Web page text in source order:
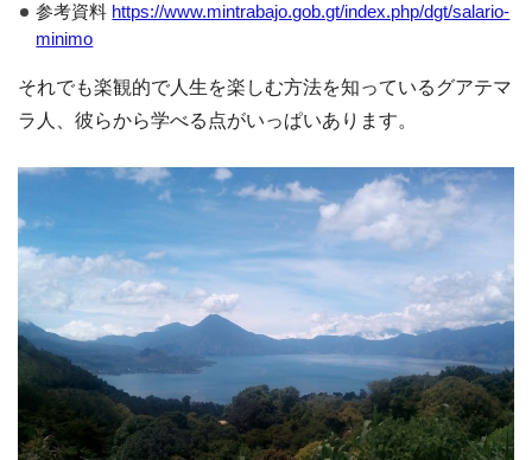
参考資料 https://www.mintrabajo.gob.gt/index.php/dgt/salario-
minimo
それでも楽観的で人生を楽しむ方法を知っているグアテマ
ラ人、彼らから学べる点がいっぱいあります。